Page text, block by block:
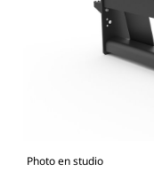
Photo en studio